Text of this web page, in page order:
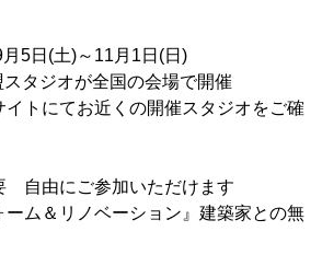
日(土)～11月1日(日)
ジオが全国の会場で開催
てお近くの開催スタジオをご確
自由にご参加いただけます
＆リノベーション』建築家との無